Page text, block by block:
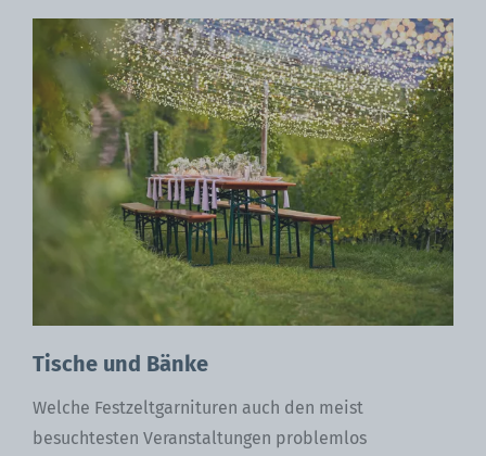
Tische und Bänke
Welche Festzeltgarnituren auch den meist
besuchtesten Veranstaltungen problemlos